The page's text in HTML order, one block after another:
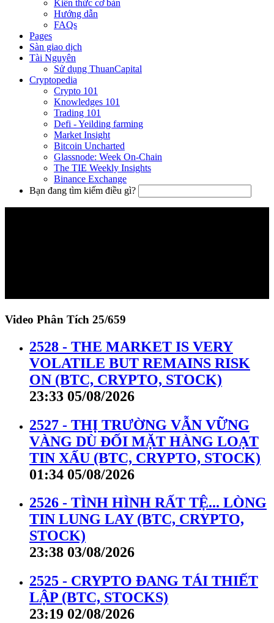
Kiến thức cơ bản
Hướng dẫn
FAQs
Pages
Sàn giao dịch
Tài Nguyên
Sử dụng ThuanCapital
Cryptopedia
Crypto 101
Knowledges 101
Trading 101
Defi - Yeilding farming
Market Insight
Bitcoin Uncharted
Glassnode: Week On-Chain
The TIE Weekly Insights
Binance Exchange
Bạn đang tìm kiếm điều gì?
Video Phân Tích 25/659
2528 - THE MARKET IS VERY
VOLATILE BUT REMAINS RISK
ON (BTC, CRYPTO, STOCK)
23:33 05/08/2026
2527 - THỊ TRƯỜNG VẪN VỮNG
VÀNG DÙ ĐỐI MẶT HÀNG LOẠT
TIN XẤU (BTC, CRYPTO, STOCK)
01:34 05/08/2026
2526 - TÌNH HÌNH RẤT TỆ... LÒNG
TIN LUNG LAY (BTC, CRYPTO,
STOCK)
23:38 03/08/2026
2525 - CRYPTO ĐANG TÁI THIẾT
LẬP (BTC, STOCKS)
23:19 02/08/2026